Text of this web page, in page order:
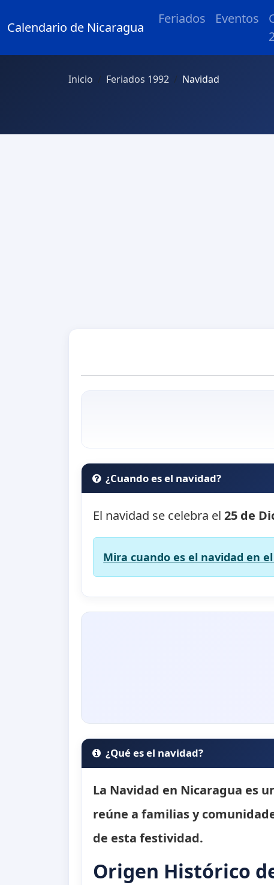
Calendario de Nicaragua
Feriados Eventos
Inicio Feriados 1992 Navidad
¿Cuando es el navidad?
El navidad se celebra el25 de
Mira cuando es el navidad en el
¿Qué es el navidad?
La Navidad en Nicaragua es
reúne a familias y
de esta festividad.
Origen Histórico